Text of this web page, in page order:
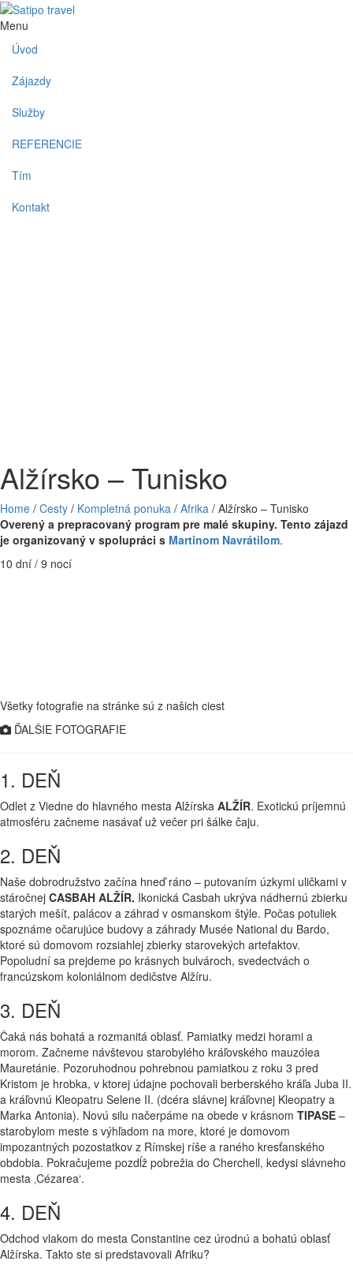
Menu
Úvod
Zájazdy
Služby
REFERENCIE
Tím
Kontakt
Alžírsko – Tunisko
Home / Cesty / Kompletná ponuka / Afrika / Alžírsko – Tunisko
Overený a prepracovaný program pre malé skupiny. Tento zájazd
je organizovaný v spolupráci s Martinom Navrátilom.
10 dní / 9 nocí
Všetky fotografie na stránke sú z našich ciest
ĎALŠIE FOTOGRAFIE
1. DEŇ
Odlet z Viedne do hlavného mesta Alžírska ALŽÍR. Exotickú príjemnú
atmosféru začneme nasávať už večer pri šálke čaju.
2. DEŇ
Naše dobrodružstvo začína hneď ráno – putovaním úzkymi uličkami v
stáročnej CASBAH ALŽÍR. Ikonická Casbah ukrýva nádhernú zbierku
starých mešít, palácov a záhrad v osmanskom štýle. Počas potuliek
spoznáme očarujúce budovy a záhrady Musée National du Bardo,
ktoré sú domovom rozsiahlej zbierky starovekých artefaktov.
Popoludní sa prejdeme po krásnych bulvároch, svedectvách o
francúzskom koloniálnom dedičstve Alžíru.
3. DEŇ
Čaká nás bohatá a rozmanitá oblasť. Pamiatky medzi horami a
morom. Začneme návštevou starobylého kráľovského mauzólea
Mauretánie. Pozoruhodnou pohrebnou pamiatkou z roku 3 pred
Kristom je hrobka, v ktorej údajne pochovali berberského kráľa Juba II.
a kráľovnú Kleopatru Selene II. (dcéra slávnej kráľovnej Kleopatry a
Marka Antonia). Novú silu načerpáme na obede v krásnom TIPASE –
starobylom meste s výhľadom na more, ktoré je domovom
impozantných pozostatkov z Rímskej ríše a raného kresťanského
obdobia. Pokračujeme pozdĺž pobrežia do Cherchell, kedysi slávneho
mesta ‚Cézarea‘.
4. DEŇ
Odchod vlakom do mesta Constantine cez úrodnú a bohatú oblasť
Alžírska. Takto ste si predstavovali Afriku?